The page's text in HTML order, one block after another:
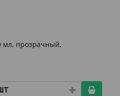
мл, прозрачный,